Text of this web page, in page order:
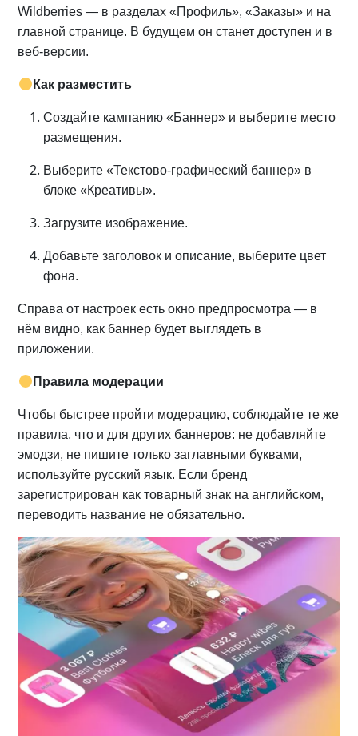
Wildberries — в разделах «Профиль», «Заказы» и на
главной странице. В будущем он станет доступен и в
веб-версии.
Как разместить
Создайте кампанию «Баннер» и выберите место
размещения.
Выберите «Текстово-графический баннер» в
блоке «Креативы».
Загрузите изображение.
Добавьте заголовок и описание, выберите цвет
фона.
Справа от настроек есть окно предпросмотра — в
нём видно, как баннер будет выглядеть в
приложении.
Правила модерации
Чтобы быстрее пройти модерацию, соблюдайте те же
правила, что и для других баннеров: не добавляйте
эмодзи, не пишите только заглавными буквами,
используйте русский язык. Если бренд
зарегистрирован как товарный знак на английском,
переводить название не обязательно.